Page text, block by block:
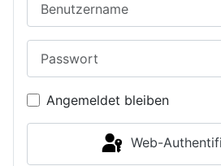
Angemeldet bleiben
Web-